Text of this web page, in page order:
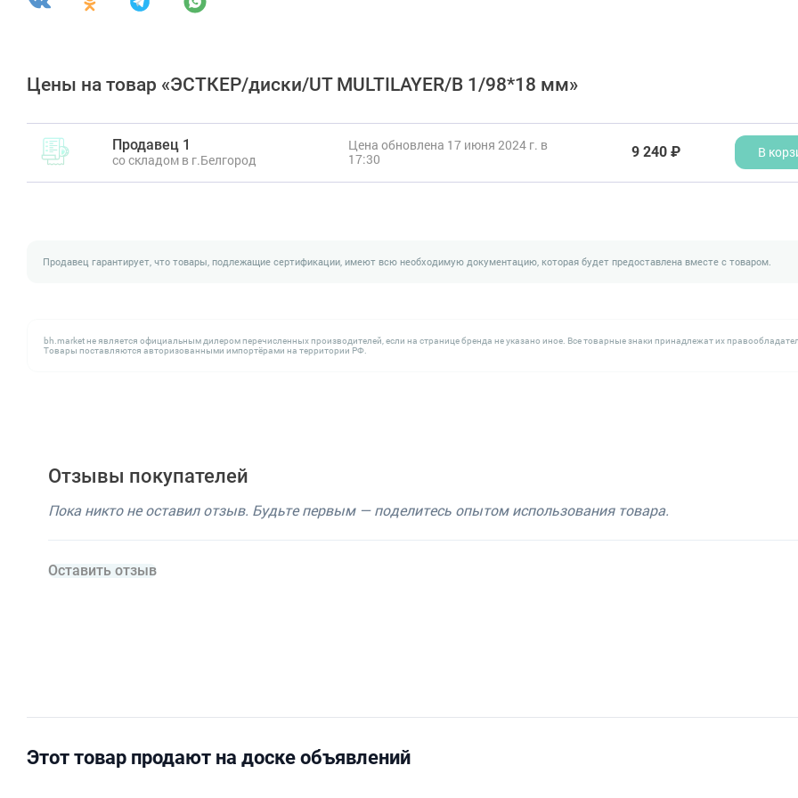
Цены на товар «ЭСТКЕР/диски/UT MULTILAYER/В 1/98*18 мм»
Продавец 1
со складом в г.Белгород
Цена обновлена 17 июня 2024 г. в
17:30
9 240 ₽ В
Продавец гарантирует, что товары, подлежащие сертификации, имеют всю необходимую документацию, которая будет предоставлена вместе с товаром.
bh.market не является официальным дилером перечисленных производителей, если на странице бренда не указано иное. Все товарные знаки принадлежат их
Товары поставляются авторизованными импортёрами на территории РФ.
Отзывы покупателей
Пока никто не оставил отзыв. Будьте первым — поделитесь опытом использования товара.
Оставить отзыв
Этот товар продают на доске объявлений